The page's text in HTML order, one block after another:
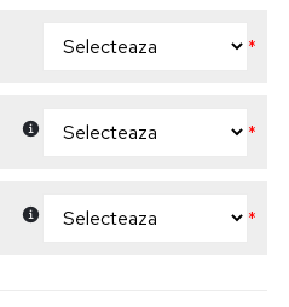
*
*
*